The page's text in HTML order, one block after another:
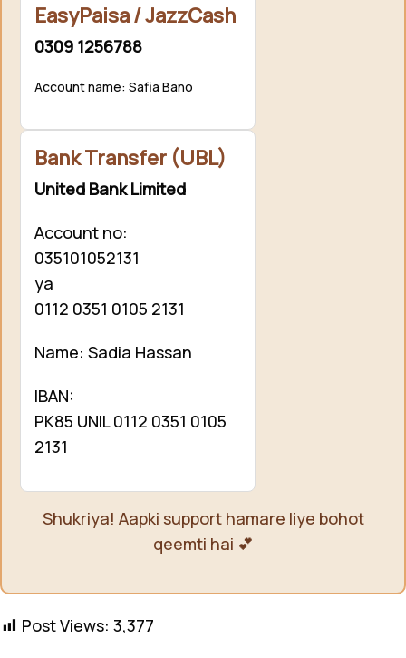
EasyPaisa / JazzCash
0309 1256788
Account name: Safia Bano
Bank Transfer (UBL)
United Bank Limited
Account no:
035101052131
ya
0112 0351 0105 2131
Name: Sadia Hassan
IBAN:
PK85 UNIL 0112 0351 0105
2131
Shukriya! Aapki support hamare liye bohot
qeemti hai 💕
Post Views: 3,377